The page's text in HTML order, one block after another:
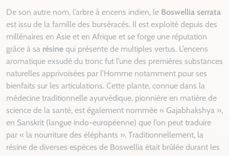
De son autre nom, l’arbre à encens indien, le Boswellia serrata
est issu de la famille des burséracés. Il est exploité depuis des
millénaires en Asie et en Afrique et se forge une réputation
grâce à sa résine qui présente de multiples vertus. L’encens
aromatique exsudé du tronc fut l’une des premières substances
naturelles apprivoisées par l’Homme notamment pour ses
bienfaits sur les articulations. Cette plante, connue dans la
médecine traditionnelle ayurvédique, pionnière en matière de
science de la santé, est également nommée « Gajabhakshya »,
en Sanskrit (langue indo-européenne) que l’on peut traduire
par « la nourriture des éléphants ». Traditionnellement, la
résine de diverses espèces de Boswellia était brûlée durant les